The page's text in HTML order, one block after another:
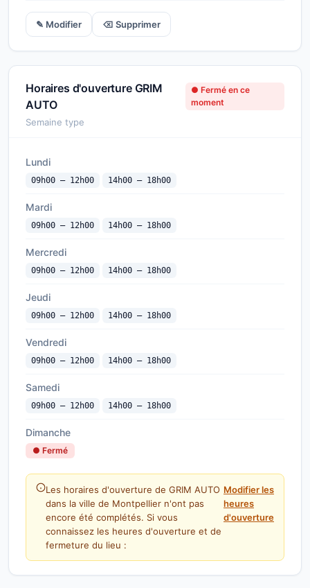
✎ Modifier ⌫ Supprimer
Horaires d'ouverture GRIM
AUTO
● Fermé en ce
moment
Semaine type
Lundi
09h00 — 12h00 14h00 — 18h00
Mardi
09h00 — 12h00 14h00 — 18h00
Mercredi
09h00 — 12h00 14h00 — 18h00
Jeudi
09h00 — 12h00 14h00 — 18h00
Vendredi
09h00 — 12h00 14h00 — 18h00
Samedi
09h00 — 12h00 14h00 — 18h00
Dimanche
● Fermé
Les horaires d'ouverture de GRIM AUTO
dans la ville de Montpellier n'ont pas
encore été complétés. Si vous
connaissez les heures d'ouverture et de
fermeture du lieu :
Modifier les
heures
d'ouverture